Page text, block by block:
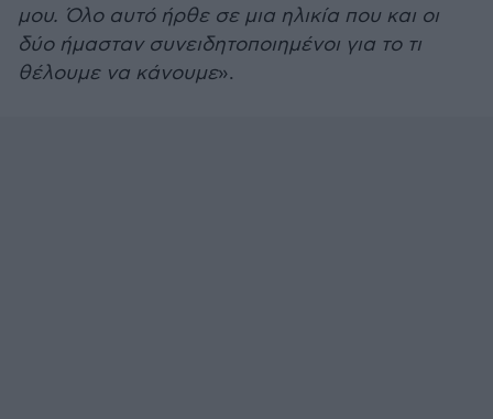
μου. Όλο αυτό ήρθε σε μια ηλικία που και οι
δύο ήμασταν συνειδητοποιημένοι για το τι
θέλουμε να κάνουμε».